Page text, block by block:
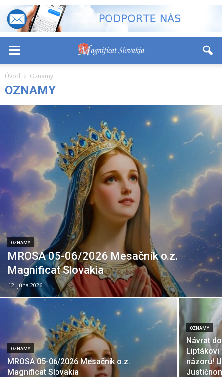
Úvod Oznamy
OZNAMY
OZNAMY
MROSA 05-06/2026 Mesačník o.z.
Magnificat Slovakia
12. júna 2026
OZNAMY
MROSA 05-06/2026 Mesačník o.z.
Magnificat Slovakia
OZNAMY
Návrat
Liptákovi
názoru!
+